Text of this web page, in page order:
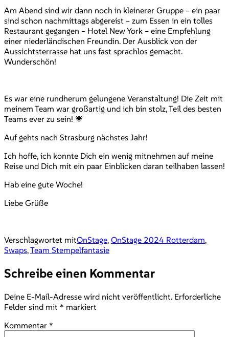
Am Abend sind wir dann noch in kleinerer Gruppe – ein paar
sind schon nachmittags abgereist – zum Essen in ein tolles
Restaurant gegangen – Hotel New York – eine Empfehlung
einer niederländischen Freundin. Der Ausblick von der
Aussichtsterrasse hat uns fast sprachlos gemacht.
Wunderschön!
Es war eine rundherum gelungene Veranstaltung! Die Zeit mit
meinem Team war großartig und ich bin stolz, Teil des besten
Teams ever zu sein! 💗
Auf gehts nach Strasburg nächstes Jahr!
Ich hoffe, ich konnte Dich ein wenig mitnehmen auf meine
Reise und Dich mit ein paar Einblicken daran teilhaben lassen!
Hab eine gute Woche!
Liebe Grüße
Verschlagwortet mitOnStage, OnStage 2024 Rotterdam,
Swaps,Team Stempelfantasie
Schreibe einen Kommentar
Deine E-Mail-Adresse wird nicht veröffentlicht. Erforderliche
Felder sind mit * markiert
Kommentar *